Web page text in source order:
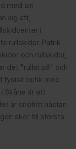
med sin
sig att,
i
rullskidor. Patrik
och rullskidor,
det "rullat på" och
fysisk butik med
Skåne är ett
är snöfritt nästan
sker till största